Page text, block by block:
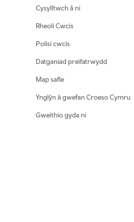
Cysylltwch â ni
Rheoli Cwcis
Polisi cwcis
Datganiad preifatrwydd
Map safle
Ynglŷn â gwefan Croeso Cymru
Gweithio gyda ni